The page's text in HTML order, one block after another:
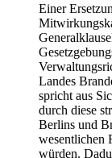
Einer
Landes
spricht aus
durch diese
Berlins und
wesentlichen
würden.